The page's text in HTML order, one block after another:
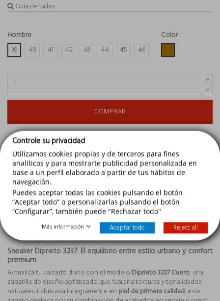
Guía de tallas
Hombre
39
40 41 42 43 44 45 46
Color
COMPRAR
Descripción
Detalles del producto
Sneaker Diprieto 3237: El equilibrio entre estilo urbano y confort
premium
Actualiza tu calzado diario con el modelo Diprieto 3237 Cuero, una
zapatilla de diseño sofisticado que fusiona texturas y tonalidades
naturales. Fabricada íntegramente en piel de primera calidad, este
Controle su privacidad
Utilizamos cookies propias y de terceros para fines
analíticos y para mostrarte publicidad personalizada en
base a un perfil elaborado a partir de tus hábitos de
navegación.
Puedes aceptar todas las cookies pulsando el botón
“Aceptar todo” o personalizarlas pulsando el botón
“Configurar”, también puede "Rechazar todo"
Más información Aceptar todo Reject all